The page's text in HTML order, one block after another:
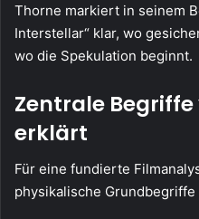
Thorne markiert in seinem
Interstellar“ klar, wo
wo die Spekulation beginnt.
Zentrale
erklärt
Für eine fundierte
physikalische